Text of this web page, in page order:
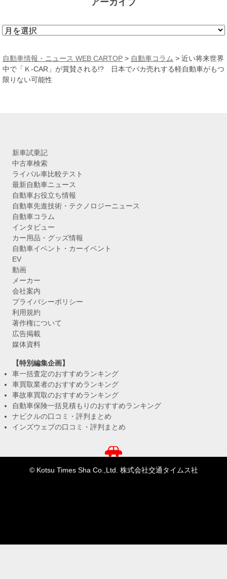
アーカイブ
ア
カ
イ
ブ
自動車情報・ニュース WEB CARTOP > 自動車コラム > 近い将来世界
中で「Ｋ-CAR」が賞賛される!? 日本でバカ売れする軽自動車がもつ
限りない可能性
新車試乗記
中古車検索
ライバル車比較テスト
最新自動車ニュース
自動車お役立ち情報
自動車先進技術・テクノロジーニュース
自動車コラム
インタビュー
カー用品・グッズ情報
自動車イベント・カーイベント
EV
動画
メーカー
会社案内
プライバシーポリシー
利用規約
著作権について
広告掲載
媒体資料
【特別編集企画】
車一括査定のおすすめランキング
車買取業者のおすすめランキング
事故車買取のおすすめランキング
自動車保険一括見積もりのおすすめランキング
ナビクルの口コミ・評判まとめ
インズウェブの口コミ・評判まとめ
© Kotsu Times Sha Co.,Ltd. 株式会社交通タイムス社